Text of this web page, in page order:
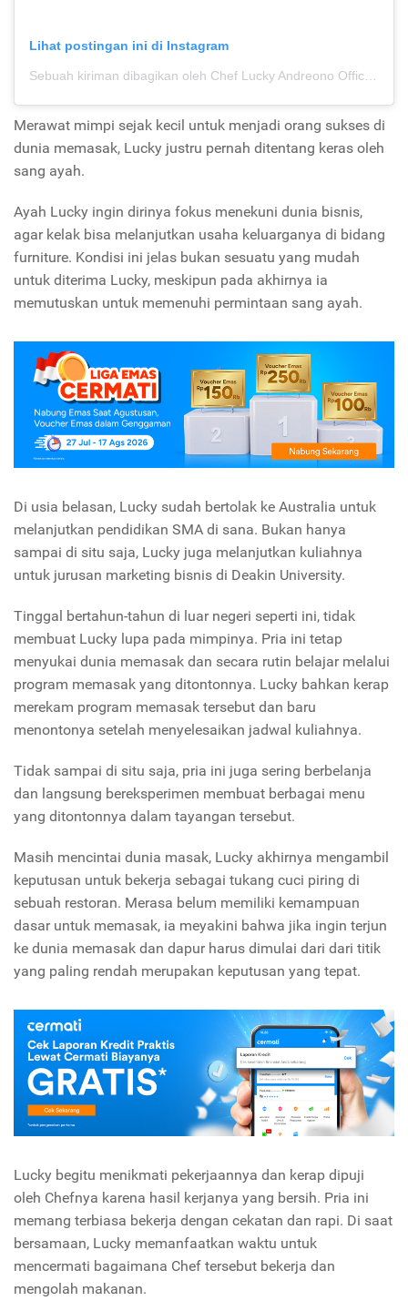
Lihat postingan ini di Instagram
Merawat mimpi sejak kecil untuk menjadi orang sukses di
dunia memasak, Lucky justru pernah ditentang keras oleh
sang ayah.
Ayah Lucky ingin dirinya fokus menekuni dunia bisnis,
agar kelak bisa melanjutkan usaha keluarganya di bidang
furniture. Kondisi ini jelas bukan sesuatu yang mudah
untuk diterima Lucky, meskipun pada akhirnya ia
memutuskan untuk memenuhi permintaan sang ayah.
Di usia belasan, Lucky sudah bertolak ke Australia untuk
melanjutkan pendidikan SMA di sana. Bukan hanya
sampai di situ saja, Lucky juga melanjutkan kuliahnya
untuk jurusan marketing bisnis di Deakin University.
Tinggal bertahun-tahun di luar negeri seperti ini, tidak
membuat Lucky lupa pada mimpinya. Pria ini tetap
menyukai dunia memasak dan secara rutin belajar melalui
program memasak yang ditontonnya. Lucky bahkan kerap
merekam program memasak tersebut dan baru
menontonya setelah menyelesaikan jadwal kuliahnya.
Tidak sampai di situ saja, pria ini juga sering berbelanja
dan langsung bereksperimen membuat berbagai menu
yang ditontonnya dalam tayangan tersebut.
Masih mencintai dunia masak, Lucky akhirnya mengambil
keputusan untuk bekerja sebagai tukang cuci piring di
sebuah restoran. Merasa belum memiliki kemampuan
dasar untuk memasak, ia meyakini bahwa jika ingin terjun
ke dunia memasak dan dapur harus dimulai dari dari titik
yang paling rendah merupakan keputusan yang tepat.
Lucky begitu menikmati pekerjaannya dan kerap dipuji
oleh Chefnya karena hasil kerjanya yang bersih. Pria ini
memang terbiasa bekerja dengan cekatan dan rapi. Di saat
bersamaan, Lucky memanfaatkan waktu untuk
mencermati bagaimana Chef tersebut bekerja dan
mengolah makanan.